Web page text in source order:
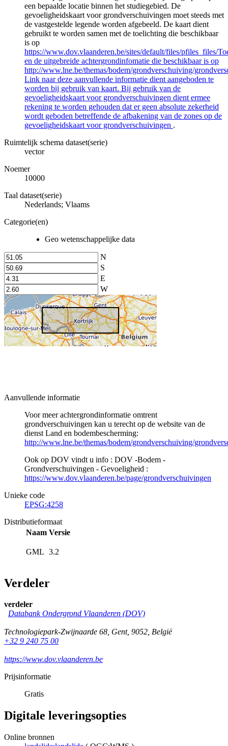
een bepaalde locatie binnen het studiegebied. De
gevoeligheidskaart voor grondverschuivingen moet steeds met
de vastgestelde legende worden afgebeeld. De kaart dient
gebruikt te worden samen met de toelichting die beschikbaar
is op
https://www.dov.vlaanderen.be/sites/default/files/pfiles_files/
en de uitgebreide achtergrondinfomatie die beschikbaar is op
http://www.lne.be/themas/bodem/grondverschuiving/
Link naar deze aanvullende informatie dient aangeboden te
worden bij gebruik van kaart. Bij gebruik van de
gevoeligheidskaart voor grondverschuivingen dient ermee
rekening te worden gehouden dat er geen absolute zekerheid
wordt geboden betreffende de afbakening van de zones op de
gevoeligheidskaart voor grondverschuivingen .
Ruimtelijk schema dataset(serie)
vector
Noemer
10000
Taal dataset(serie)
Nederlands; Vlaams
Categorie(en)
Geo wetenschappelijke data
N
S
E
W
Aanvullende informatie
Voor meer achtergrondinformatie omtrent
grondverschuivingen kan u terecht op de website van de
dienst Land en bodembescherming:
http://www.lne.be/themas/bodem/grondverschuiving/
Ook op DOV vindt u info : DOV -Bodem -
Grondverschuivingen - Gevoeligheid :
https://www.dov.vlaanderen.be/page/grondverschuivingen
Unieke code
EPSG:4258
Distributieformaat
Naam Versie
GML 3.2
Verdeler
verdeler
Databank Ondergrond Vlaanderen (DOV)
Technologiepark-Zwijnaarde 68, Gent, 9052, België
+32 9 240 75 00
https://www.dov.vlaanderen.be
Prijsinformatie
Gratis
Digitale leveringsopties
Online bronnen